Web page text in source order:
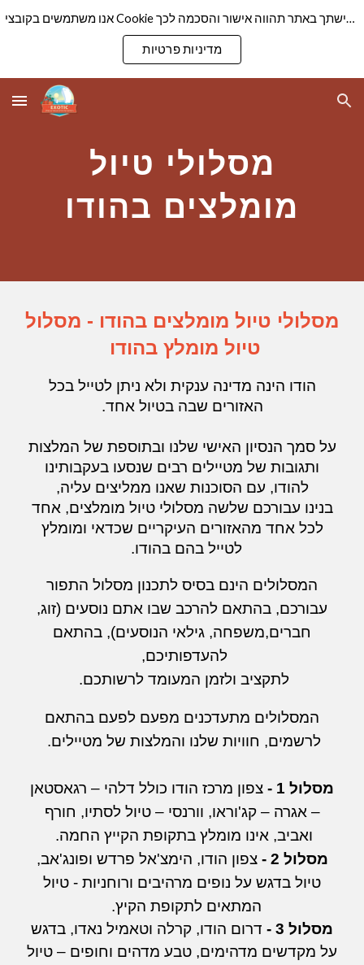
Skip to main content Skip to navigation
אנו משתמשים בקובצי Cookie כדי להבטיח שנספק לך את חוויית הגלישה הטובה ביותר באתר שלנו. המשך גלישתך באתר תהווה אישור והסכמה לכך
מדיניות פרטיות
מסלולי טיול
מומלצים בהודו
מסלולי טיול מומלצים בהודו - מסלול
טיול מומלץ בהודו
הודו הינה מדינה ענקית ולא ניתן לטייל בכל
האזורים שבה בטיול אחד.
על סמך הנסיון האישי שלנו ובתוספת של המלצות
ותגובות של מטיילים רבים שנסעו בעקבותינו
להודו, עם הסוכנות שאנו ממליצים עליה,
בנינו עבורכם שלשה מסלולי טיול מומלצים, אחד
לכל אחד מהאזורים העיקריים שכדאי ומומלץ
לטייל בהם בהודו.
המסלולים הינם בסיס לתכנון מסלול התפור
עבורכם, בהתאם להרכב שבו אתם נוסעים (זוג,
חברים,משפחה, גילאי הנוסעים), בהתאם
להעדפותיכם,
לתקציב ולזמן המעומד לרשותכם.
המסלולים מתעדכנים מפעם לפעם בהתאם
לרשמים, חוויות שלנו והמלצות של מטיילים.
מסלול 1 -
צפון מרכז הודו כולל דלהי – רגאסטאן
– אגרה – קג'וראו, וורנסי – טיול לסתיו, חורף
ואביב, אינו מומלץ בתקופת הקייץ החמה.
מסלול 2 -
צפון הודו, הימצ'אל פרדש ופונג'אב,
טיול בדגש על נופים מרהיבים ורוחניות - טיול
המתאים לתקופת הקיץ.
מסלול 3 -
דרום הודו, קרלה וטאמיל נאדו, בדגש
על מקדשים מדהימים, טבע מדהים וחופים – טיול